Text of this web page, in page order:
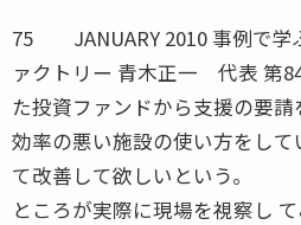
75 JANUARY 2010 事例で学
ァクトリー 青木正一 代表 第
た投資ファンドから支援の要請
効率の悪い施設の使い方をし
て改善して欲しいという。
ところが実際に現場を視察し